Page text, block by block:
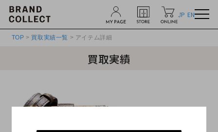
JP EN
TOP > 買取実績一覧 > アイテム詳細
買取実績